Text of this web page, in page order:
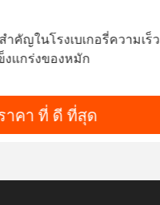
คัญในโรงเบเกอรี่ความเร็ว
งแกร่งของหมัก
าคา ที่ ดี ที่สุด